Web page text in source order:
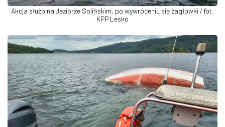
Akcja służb na Jeziorze Solińskim, po wywróceniu się żagłowki / fot.
KPP Lesko